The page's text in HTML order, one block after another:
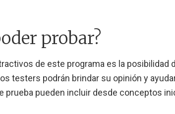
probar?
de este programa es la posibilidad
testers podrán brindar su opinión y
prueba pueden incluir desde conceptos